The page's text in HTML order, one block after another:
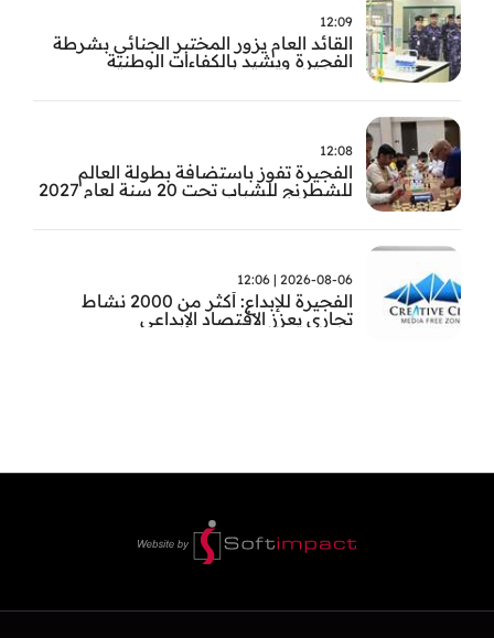
12:09
القائد العام يزور المختبر الجنائي بشرطة
الفجيرة ويشيد بالكفاءات الوطنية
12:08
الفجيرة تفوز باستضافة بطولة العالم
للشطرنج للشباب تحت 20 سنة لعام 2027
2026-08-06 | 12:06
الفجيرة للإبداع: أكثر من 2000 نشاط
تجاري يعزز الاقتصاد الإبداعي